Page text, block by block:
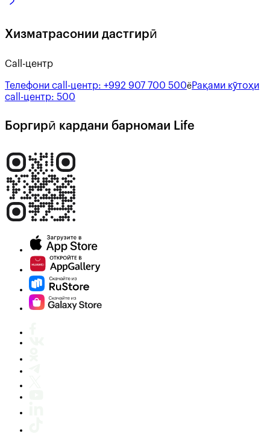
Хизматрасонии дастгирӣ
Call-центр
Телефони call-центр: +992 907 700 500ёРақами кӯтоҳи
call-центр: 500
Боргирӣ кардани барномаи Life